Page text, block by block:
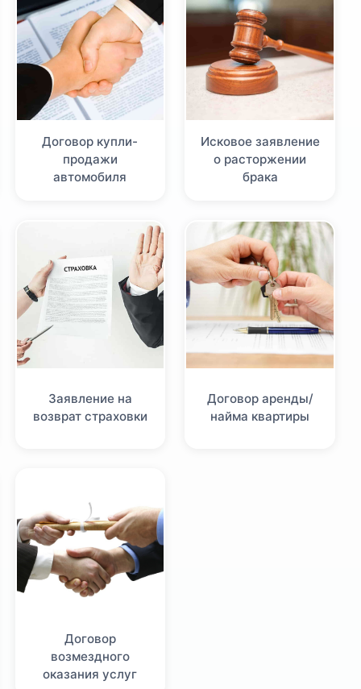
Договор купли-
продажи
автомобиля
Исковое заявление
о расторжении
брака
Заявление на
возврат страховки
Договор аренды/
найма квартиры
Договор
возмездного
оказания услуг